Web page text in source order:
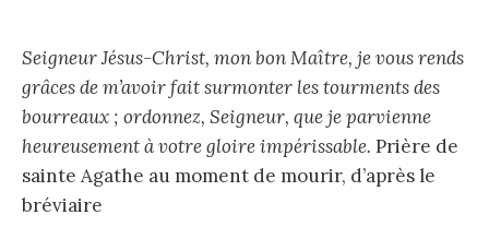
Seigneur Jésus-Christ, mon bon Maître, je vous rends
grâces de m’avoir fait surmonter les tourments des
bourreaux ; ordonnez, Seigneur, que je parvienne
heureusement à votre gloire impérissable. Prière de
sainte Agathe au moment de mourir, d’après le
bréviaire